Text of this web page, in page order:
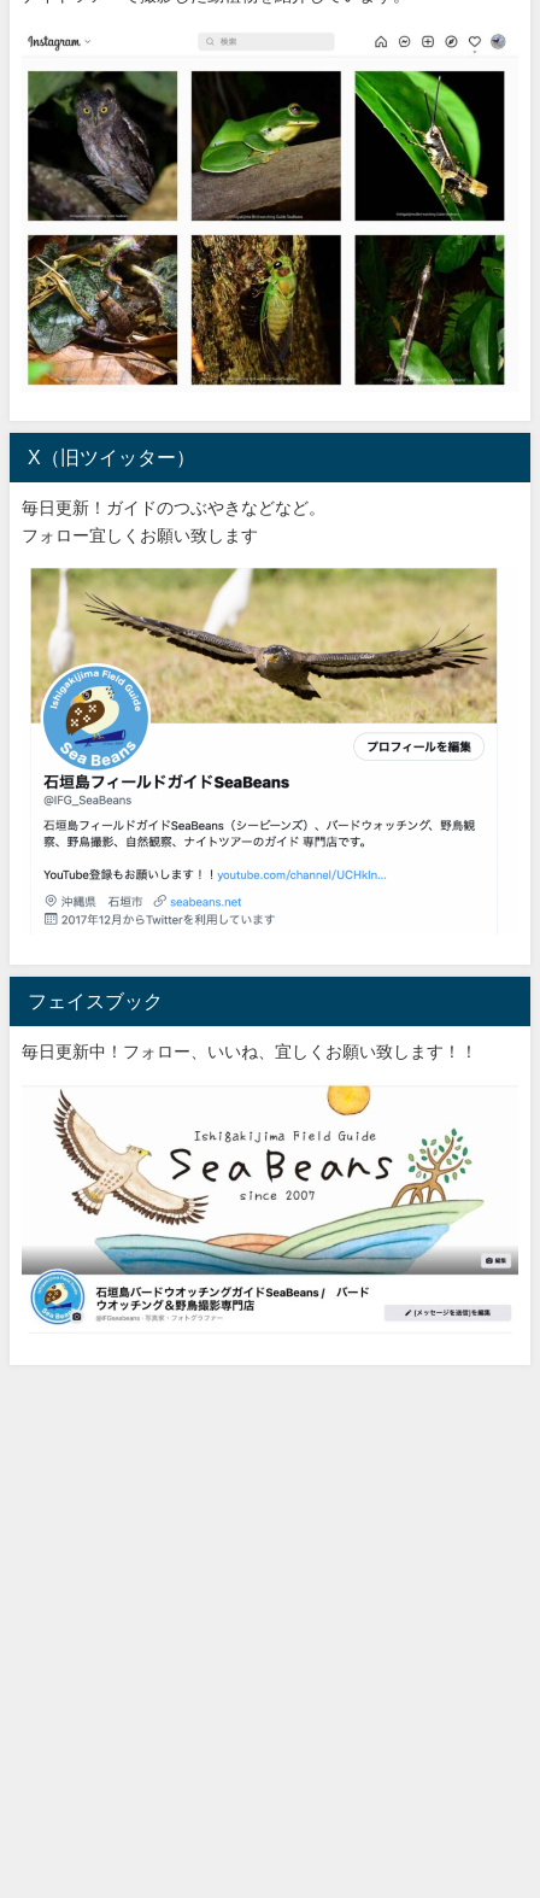
X（旧ツイッター）
毎日更新！ガイドのつぶやきなどなど。
フォロー宜しくお願い致します
フェイスブック
毎日更新中！フォロー、いいね、宜しくお願い致します！！